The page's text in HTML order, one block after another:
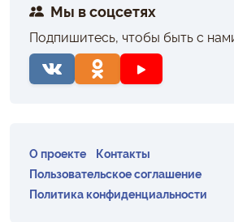
Мы в соцсетях
Подпишитесь, чтобы быть с
О проекте
Контакты
Пользовательское соглашение
Политика конфиденциальности